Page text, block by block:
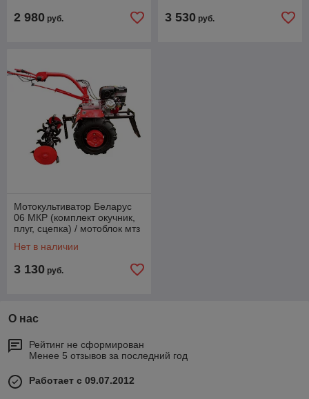
2 980 руб. 3 530 руб.
Мотокультиватор Беларус
06 МКР (комплект окучник,
плуг, сцепка) / мотоблок мтз
06МКР-00.00.010
Нет в наличии
3 130 руб.
О нас
Рейтинг не сформирован
Менее 5 отзывов за последний год
Работает с 09.07.2012